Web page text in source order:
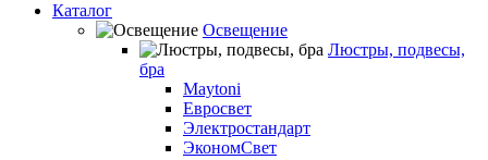
Каталог
Освещение
Люстры, подвесы,
бра
Maytoni
Евросвет
Электростандарт
ЭкономСвет